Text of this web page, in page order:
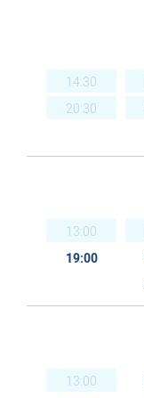
14:30
20:30
13:00
19:00
13:00